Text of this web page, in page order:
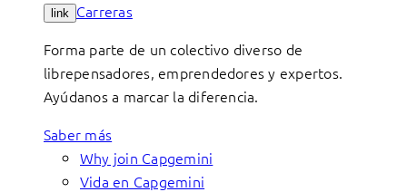
link Carreras
Forma parte de un colectivo diverso de
librepensadores, emprendedores y expertos.
Ayúdanos a marcar la diferencia.
Saber más
Why join Capgemini
Vida en Capgemini